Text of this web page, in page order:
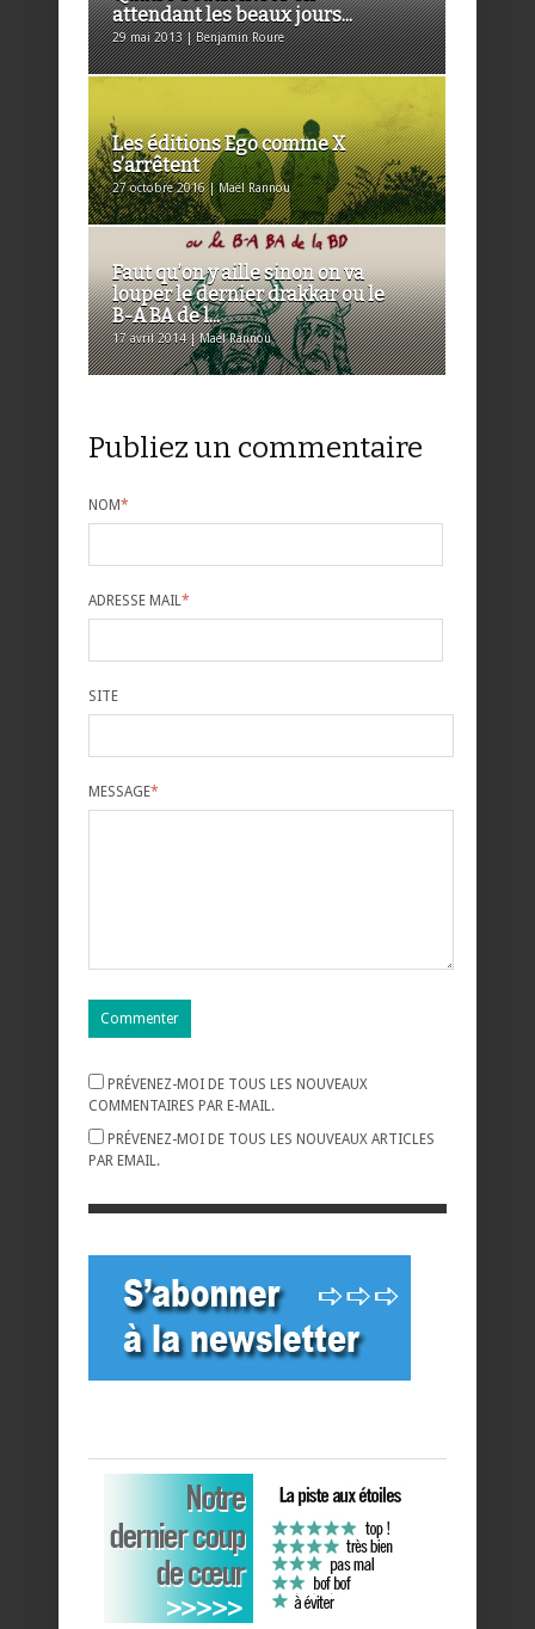
attendant les beaux jours...
29 mai 2013 | Benjamin Roure
Les éditions Ego comme X
s’arrêtent
27 octobre 2016 | Maël Rannou
Faut qu’on y aille sinon on va
louper le dernier drakkar ou le
B-A BA de l...
17 avril 2014 | Maël Rannou
Publiez un commentaire
NOM*
ADRESSE MAIL*
SITE
MESSAGE*
PRÉVENEZ-MOI DE TOUS LES NOUVEAUX
COMMENTAIRES PAR E-MAIL.
PRÉVENEZ-MOI DE TOUS LES NOUVEAUX ARTICLES
PAR EMAIL.